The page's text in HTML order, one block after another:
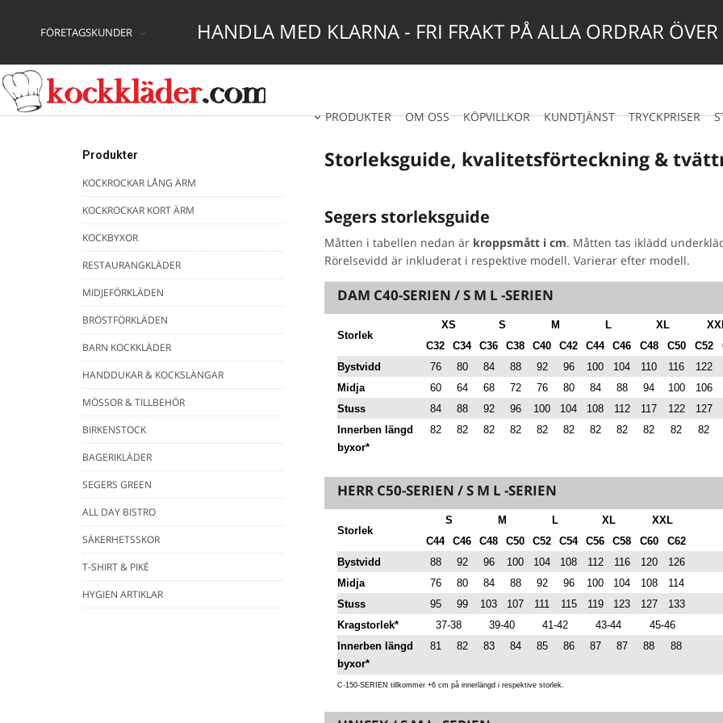
FÖRETAGSKUNDER HANDLA MED KLARNA - FRI FRAKT PÅ ALLA ORDRAR
PRODUKTER OM OSS KÖPVILLKOR KUNDTJÄNST TRYCKPRISER
Produkter
KOCKROCKAR LÅNG ÄRM
KOCKROCKAR KORT ÄRM
KOCKBYXOR
RESTAURANGKLÄDER
MIDJEFÖRKLÄDEN
BRÖSTFÖRKLÄDEN
BARN KOCKKLÄDER
HANDDUKAR & KOCKSLÄNGAR
MÖSSOR & TILLBEHÖR
BIRKENSTOCK
BAGERIKLÄDER
SEGERS GREEN
ALL DAY BISTRO
SÄKERHETSSKOR
T-SHIRT & PIKÉ
HYGIEN ARTIKLAR
Storleksguide, kvalitetsförteckning &
Segers storleksguide
Måtten i tabellen nedan är kroppsmått i cm. Måtten tas iklädd
Rörelsevidd är inkluderat i respektive modell. Varierar efter modell.
DAM C40-SERIEN / S M L -SERIEN
Storlek
XS S M L XL
C32
C34 C36 C38 C40 C42 C44 C46 C48 C50 C52
Bystvidd
76 80 84 88 92 96 100 104 110 116 122
Midja
60 64 68 72 76 80 84 88 94 100 106
Stuss
84 88 92 96 100 104 108 112 117 122 127
Innerben längd
byxor*
82 82 82 82 82 82 82 82 82 82 82
HERR C50-SERIEN / S M L -SERIEN
Storlek
S M L XL
XXL
C44
C46 C48 C50 C52 C54 C56 C58 C60
C62
Bystvidd
88 92 96 100 104 108 112 116 120
126
Midja
76 80 84 88 92 96 100 104 108
114
Stuss
95 99 103 107 111 115 119 123 127
133
Kragstorlek*
37-38 39-40 41-42 43-44
45-46
Innerben längd
byxor*
81 82 83 84 85 86 87 87 88 88
C-150-SERIEN tillkommer +6 cm på innerlängd i respektive storlek.